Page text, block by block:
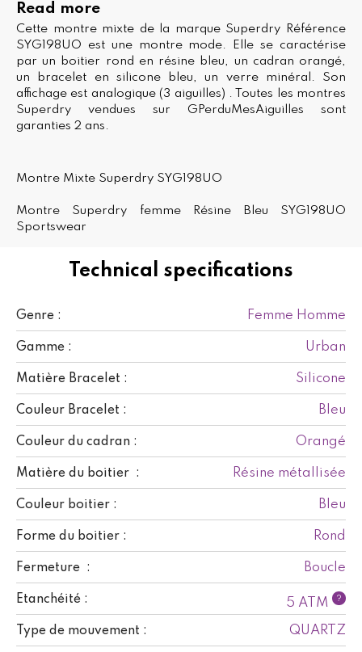
Technical specifications
Genre : Femme Homme
Gamme : Urban
Matière Bracelet : Silicone
Couleur Bracelet : Bleu
Couleur du cadran : Orangé
Matière du boitier : Résine métallisée
Couleur boitier : Bleu
Forme du boitier : Rond
Fermeture : Boucle
Etanchéité : 5 ATM ?
Type de mouvement : QUARTZ
Read more
Cette montre mixte de la marque Superdry Référence
SYG198UO est une montre mode. Elle se caractérise
par un boitier rond en résine bleu, un cadran orangé,
un bracelet en silicone bleu, un verre minéral. Son
affichage est analogique (3 aiguilles) . Toutes les montres
Superdry vendues sur GPerduMesAiguilles sont
garanties 2 ans.
Montre Mixte Superdry SYG198UO
Montre Superdry femme Résine Bleu SYG198UO
Sportswear